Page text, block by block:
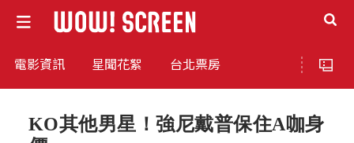
電影資訊 星聞花絮 台北票房
KO其他男星！強尼戴普保住A咖身